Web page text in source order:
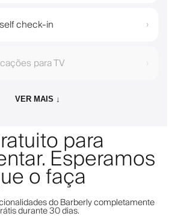
check-in ›
para TV ›
VER MAIS ↓
para
Esperamos
o faça
do Barberly completamente
durante 30 dias.